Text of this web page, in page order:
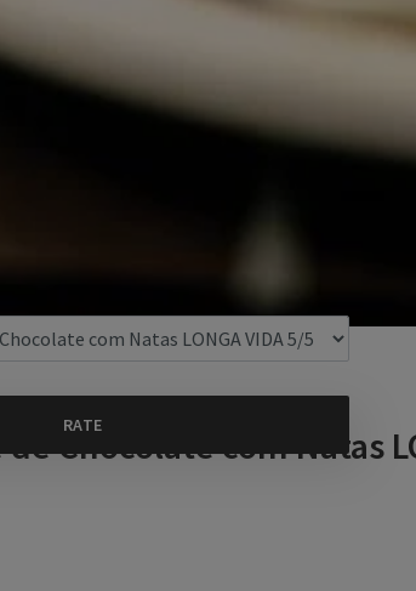
Chocolate com Natas